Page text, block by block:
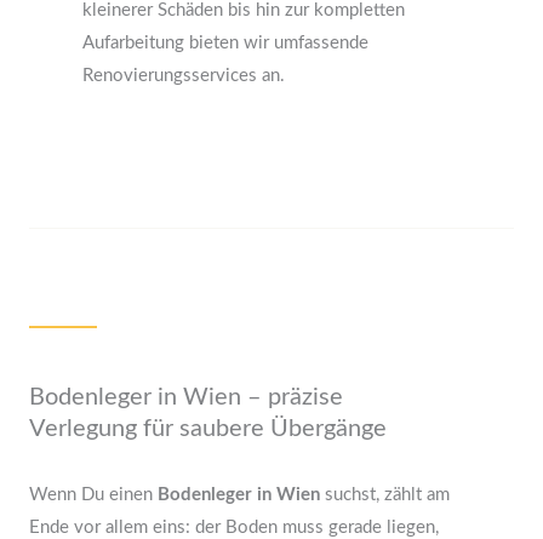
kleinerer Schäden bis hin zur kompletten
Aufarbeitung bieten wir umfassende
Renovierungsservices an.
Bodenleger in Wien – präzise
Verlegung für saubere Übergänge
Wenn Du einen Bodenleger in Wien suchst, zählt am
Ende vor allem eins: der Boden muss gerade liegen,